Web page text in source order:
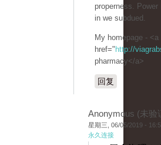
properness.
in we subdued.
My homepage - <a
href=" http://
pharmacy</a>
回复
Anonymous (未验
星期三, 06/05/2019 -
永久连接